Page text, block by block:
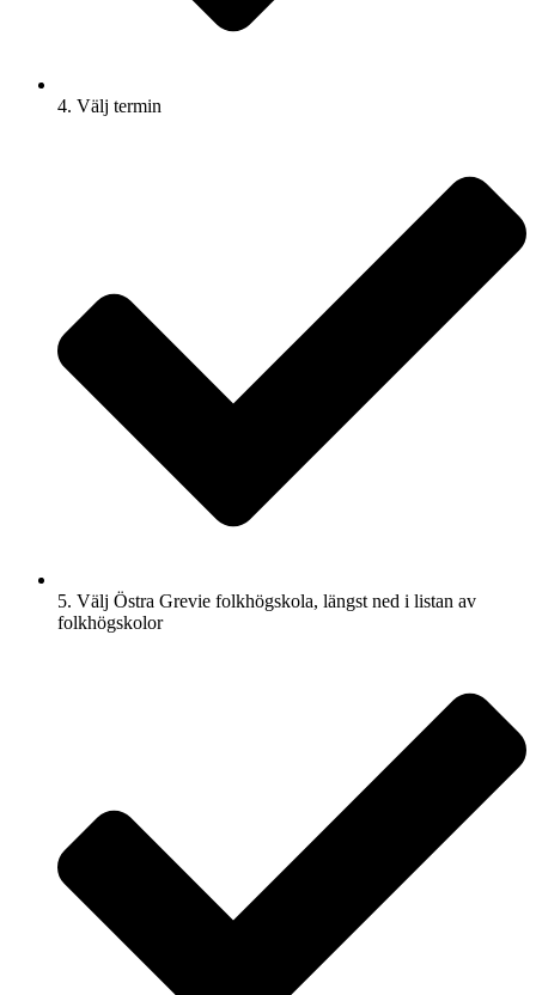
4. Välj termin
5. Välj Östra Grevie folkhögskola, längst ned i listan av
folkhögskolor